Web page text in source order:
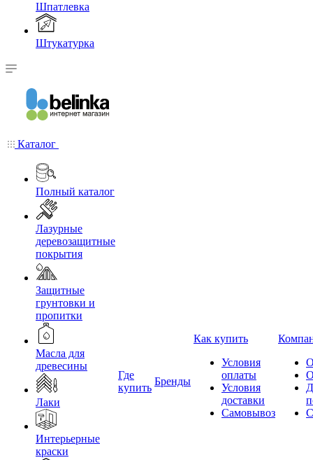
Шпатлевка
Штукатурка
Каталог
Полный каталог
Лазурные
деревозащитные
покрытия
Защитные
грунтовки и
пропитки
Масла для
древесины
Лаки
Интерьерные
краски
Где
купить
Бренды
Как купить
Условия
оплаты
Условия
доставки
Самовывоз